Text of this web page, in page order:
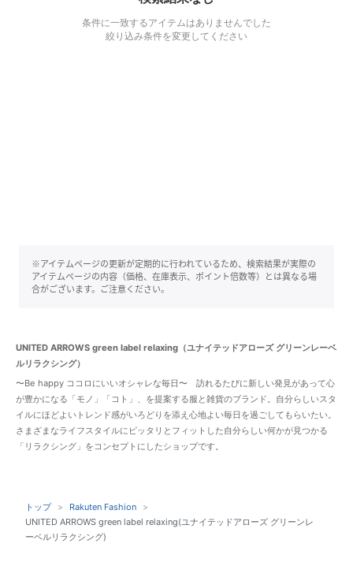
条件に一致するアイテムはありませんでした
絞り込み条件を変更してください
※アイテムページの更新が定期的に行われているため、検索結果が実際の
アイテムページの内容（価格、在庫表示、ポイント倍数等）とは異なる場
合がございます。ご注意ください。
UNITED ARROWS green label relaxing（ユナイテッドアローズ グリーンレーベ
ルリラクシング）
〜Be happy ココロにいいオシャレな毎日〜 訪れるたびに新しい発見があって心
が豊かになる「モノ」「コト」、を提案する服と雑貨のブランド。自分らしいスタ
イルにほどよいトレンド感がいろどりを添え心地よい毎日を過ごしてもらいたい。
さまざまなライフスタイルにピッタリとフィットした自分らしい何かが見つかる
「リラクシング」をコンセプトにしたショップです。
トップ
Rakuten Fashion
UNITED ARROWS green label relaxing(ユナイテッドアローズ グリーンレ
ーベルリラクシング)